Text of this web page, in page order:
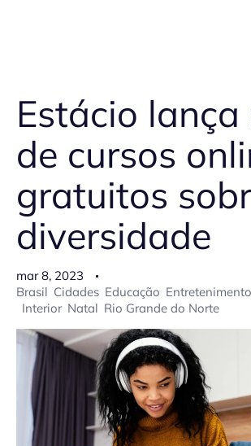
Estácio lança
de cursos
gratuitos
diversidade
mar 8, 2023
Brasil Cidades Educação Entretenimento
Interior Natal Rio Grande do Norte